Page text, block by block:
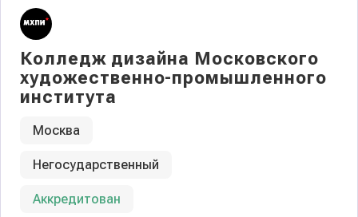
Колледж дизайна Московского
художественно-промышленного
института
Москва
Негосударственный
Аккредитован